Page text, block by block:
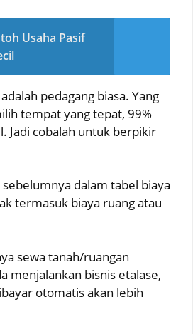
Usaha Pasif
pedagang biasa. Yang
tempat yang tepat, 99%
Jadi cobalah untuk berpikir
dalam tabel biaya
termasuk biaya ruang atau
sewa tanah/ruangan
menjalankan bisnis etalase,
otomatis akan lebih